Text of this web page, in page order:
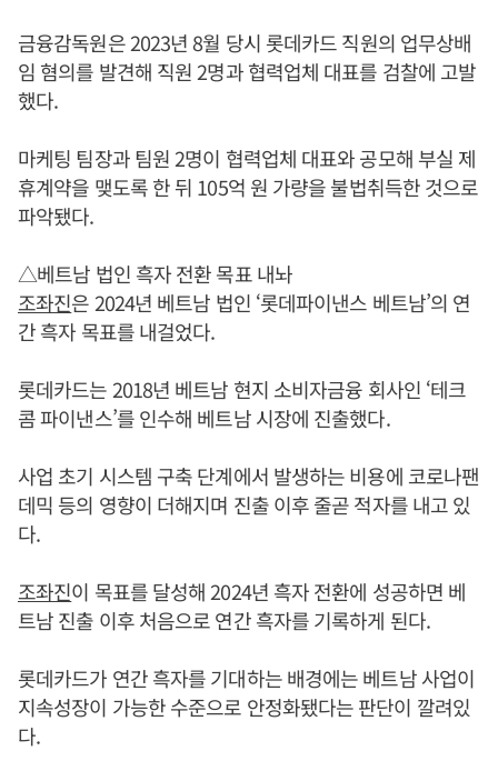
금융감독원은 2023년 8월 당시 롯데카드 직원의 업무상배
임 혐의를 발견해 직원 2명과 협력업체 대표를 검찰에 고발
했다.
마케팅 팀장과 팀원 2명이 협력업체 대표와 공모해 부실 제
휴계약을 맺도록 한 뒤 105억 원 가량을 불법취득한 것으로
파악됐다.
△베트남 법인 흑자 전환 목표 내놔
조좌진은 2024년 베트남 법인 ‘롯데파이낸스 베트남’의 연
간 흑자 목표를 내걸었다.
롯데카드는 2018년 베트남 현지 소비자금융 회사인 ‘테크
콤 파이낸스’를 인수해 베트남 시장에 진출했다.
사업 초기 시스템 구축 단계에서 발생하는 비용에 코로나팬
데믹 등의 영향이 더해지며 진출 이후 줄곧 적자를 내고 있
다.
조좌진이 목표를 달성해 2024년 흑자 전환에 성공하면 베
트남 진출 이후 처음으로 연간 흑자를 기록하게 된다.
롯데카드가 연간 흑자를 기대하는 배경에는 베트남 사업이
지속성장이 가능한 수준으로 안정화됐다는 판단이 깔려있
다.